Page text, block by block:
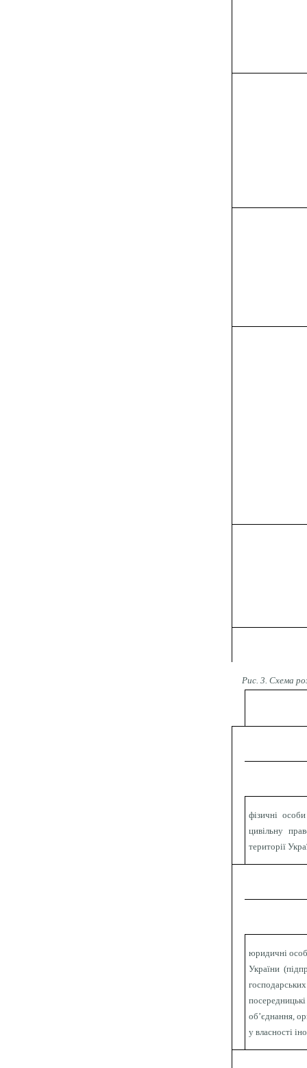
Рис. 3. Схема
фізичні
цивільну
території
юридичні
України
об’єднання,
у власності